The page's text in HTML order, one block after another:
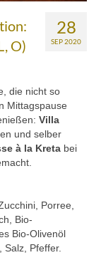
14.30 Uhr)
&
Uhr)
28
SEP 2020
O)
die nicht so
Mittagspause
Villa
und selber
à la Kreta bei
Porree,
Bio-
Bio-Olivenöl
Pfeffer.